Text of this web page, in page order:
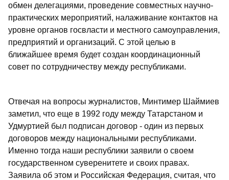
обмен делегациями, проведение совместных научно-
практических мероприятий, налаживание контактов на
уровне органов госвласти и местного самоуправления,
предприятий и организаций. С этой целью в
ближайшее время будет создан координационный
совет по сотрудничеству между республиками.
Отвечая на вопросы журналистов, Минтимер Шаймиев
заметил, что еще в 1992 году между Татарстаном и
Удмуртией был подписан договор - один из первых
договоров между национальными республиками.
Именно тогда наши республики заявили о своем
государственном суверенитете и своих правах.
Заявила об этом и Российская Федерация, считая, что